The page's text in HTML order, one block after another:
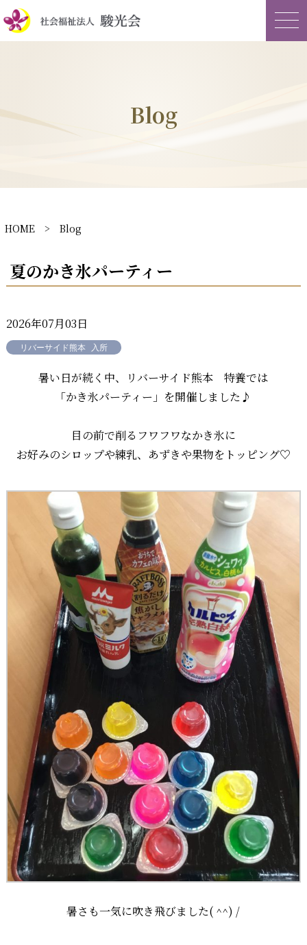
Blog
HOME > Blog
夏のかき氷パーティー
2026年07月03日
リバーサイド熊本 入所
暑い日が続く中、リバーサイド熊本 特養では
「かき氷パーティー」を開催しました♪
目の前で削るフワフワなかき氷に
お好みのシロップや練乳、あずきや果物をトッピング♡
暑さも一気に吹き飛びました( ^^) /